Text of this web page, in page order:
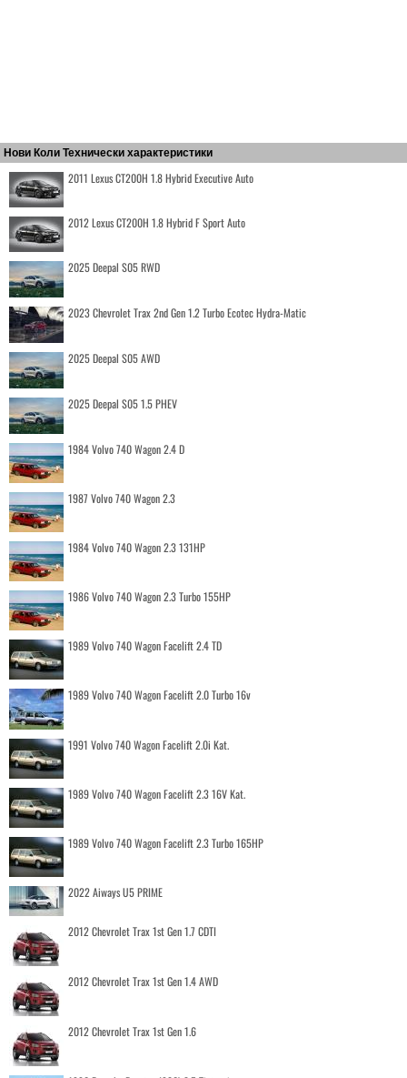
Нови Коли Технически характеристики
2011 Lexus CT200H 1.8 Hybrid Executive Auto
2012 Lexus CT200H 1.8 Hybrid F Sport Auto
2025 Deepal S05 RWD
2023 Chevrolet Trax 2nd Gen 1.2 Turbo Ecotec Hydra-Matic
2025 Deepal S05 AWD
2025 Deepal S05 1.5 PHEV
1984 Volvo 740 Wagon 2.4 D
1987 Volvo 740 Wagon 2.3
1984 Volvo 740 Wagon 2.3 131HP
1986 Volvo 740 Wagon 2.3 Turbo 155HP
1989 Volvo 740 Wagon Facelift 2.4 TD
1989 Volvo 740 Wagon Facelift 2.0 Turbo 16v
1991 Volvo 740 Wagon Facelift 2.0i Kat.
1989 Volvo 740 Wagon Facelift 2.3 16V Kat.
1989 Volvo 740 Wagon Facelift 2.3 Turbo 165HP
2022 Aiways U5 PRIME
2012 Chevrolet Trax 1st Gen 1.7 CDTI
2012 Chevrolet Trax 1st Gen 1.4 AWD
2012 Chevrolet Trax 1st Gen 1.6